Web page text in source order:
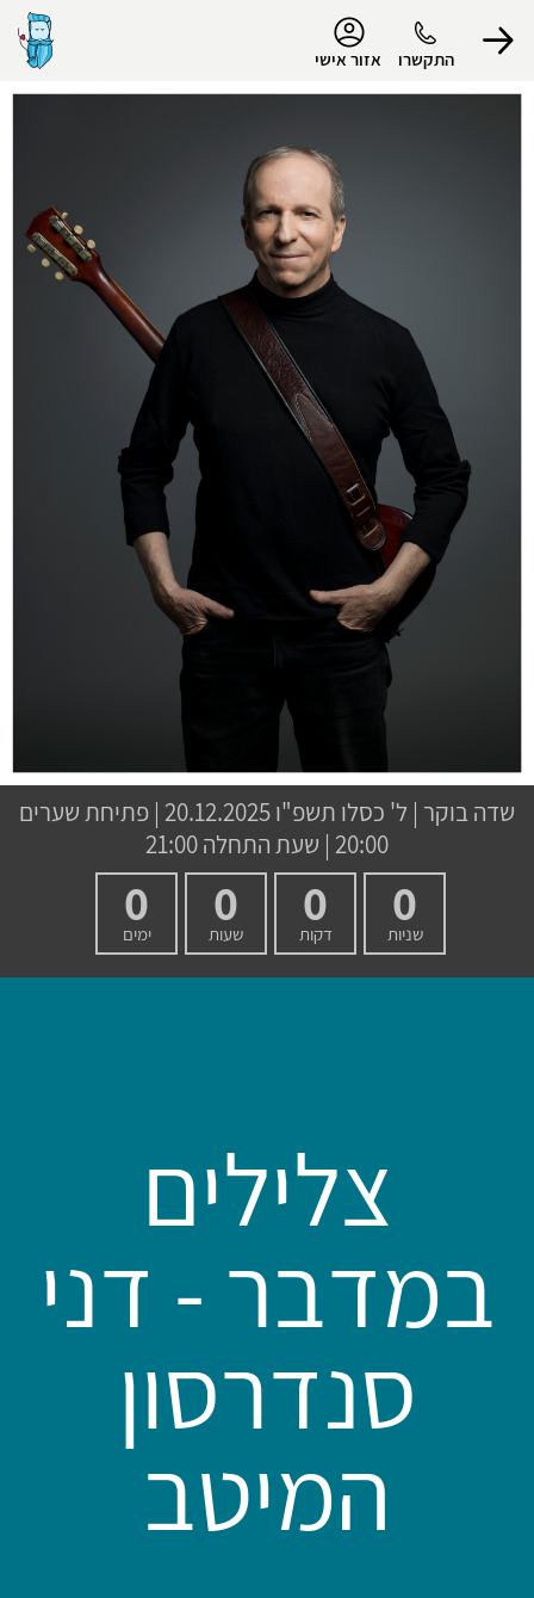
התקשרו אזור אישי
הפרופיל שלי
התנתק
שדה בוקר | ל' כסלו תשפ"ו
20.12.2025 | פתיחת שערים
20:00 | שעת התחלה 21:00
0
שניות
0
דקות
0
שעות
0
ימים
צלילים
במדבר - דני
סנדרסון
המיטב